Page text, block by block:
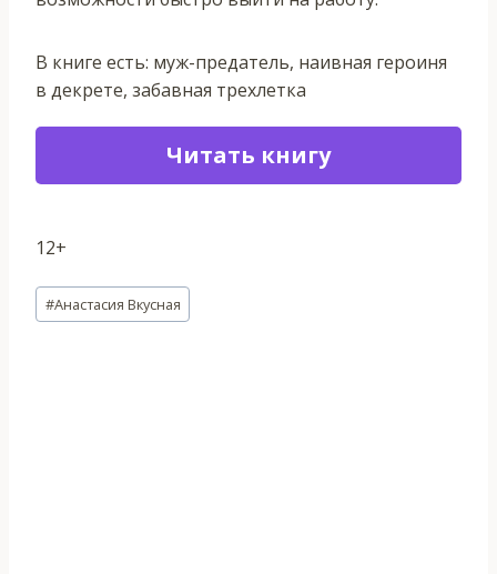
В книге есть: муж-предатель, наивная героиня
в декрете, забавная трехлетка
Читать книгу
12+
Метки
записи:
#Анастасия Вкусная